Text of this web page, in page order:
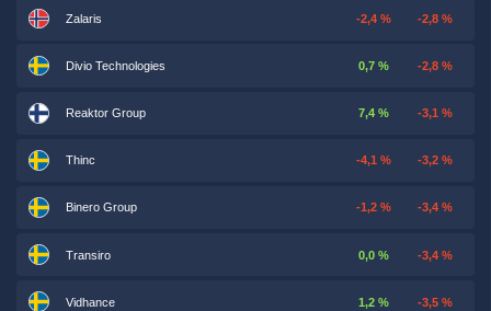
Zalaris -2,4 % -2,8 %
Divio Technologies 0,7 % -2,8 %
Reaktor Group 7,4 % -3,1 %
Thinc -4,1 % -3,2 %
Binero Group -1,2 % -3,4 %
Transiro 0,0 % -3,4 %
Vidhance 1,2 % -3,5 %